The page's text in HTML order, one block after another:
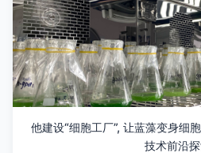
他建设“细胞工厂”, 让蓝藻变身细
技术前沿